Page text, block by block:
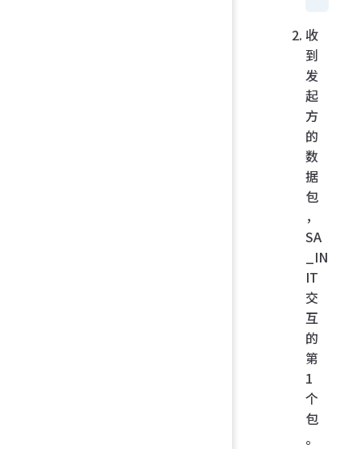
收
到
发
起
方
的
数
据
包
，
SA
_IN
IT
交
互
的
第
1
个
包
。